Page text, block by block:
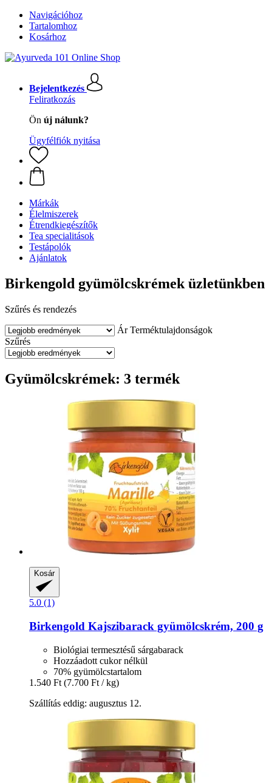
Navigációhoz
Tartalomhoz
Kosárhoz
Bejelentkezés
Feliratkozás
Ön új nálunk?
Ügyfélfiók nyitása
Márkák
Élelmiszerek
Étrendkiegészítők
Tea specialitások
Testápolók
Ajánlatok
Birkengold gyümölcskrémek üzletünkben
Szűrés és rendezés
Ár Terméktulajdonságok
Szűrés
Gyümölcskrémek: 3 termék
Kosár
5.0 (1)
Birkengold Kajszibarack gyümölcskrém, 200 g
Biológiai termesztésű sárgabarack
Hozzáadott cukor nélkül
70% gyümölcstartalom
1.540 Ft (7.700 Ft / kg)
Szállítás eddig: augusztus 12.